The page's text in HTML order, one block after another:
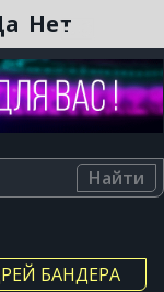
Нет
Найти
БАНДЕРА